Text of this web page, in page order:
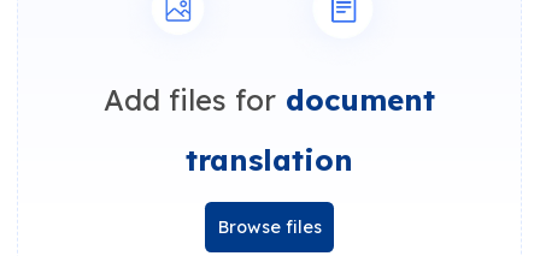
Add files for document
translation
Browse files